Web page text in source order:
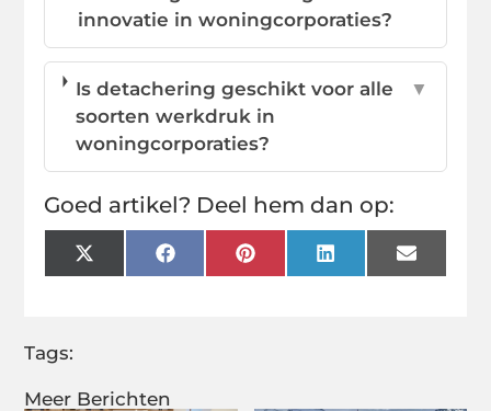
Meer Berichten
innovatie in woningcorporaties?
Is detachering geschikt voor alle
soorten werkdruk in
woningcorporaties?
▼
Goed artikel? Deel hem dan op:
X
(Twitter)
FacebookPinterestLinkedInEmail
Tags: